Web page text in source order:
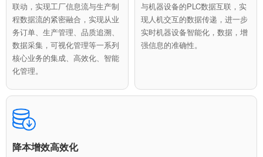
联动，实现工厂信息流与生产制
程数据流的紧密融合，实现从业
务订单、生产管理、品质追溯、
数据采集，可视化管理等一系列
核心业务的集成、高效化、智能
化管理。
与机器设备的PLC数据互联，实
现人机交互的数据传递，进一步
实时机器设备智能化，数据，增
强信息的准确性。
降本增效高效化